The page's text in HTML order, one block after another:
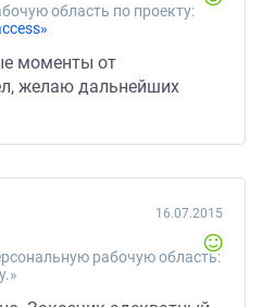
область по проекту:
моменты от
желаю дальнейших
рабочую область:
16.07.2015